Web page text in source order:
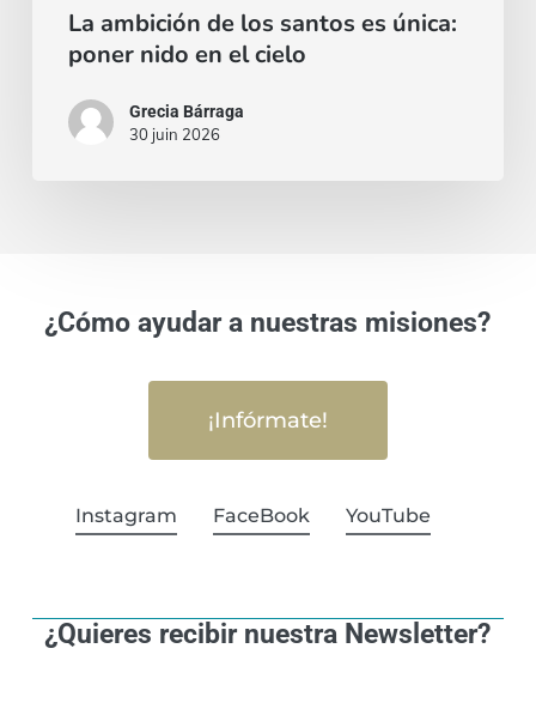
cieloLa ambición de los santos es única:
poner nido en el cielo
Grecia Bárraga
30 juin 2026
¿Cómo ayudar a nuestras misiones?
¡Infórmate!
Instagram FaceBook YouTube
¿Quieres recibir nuestra Newsletter?